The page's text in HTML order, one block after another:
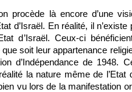
procède là encore d’une
d’Israël. En réalité, il
d’Israël. Ceux-ci
soit leur appartenance
d’Indépendance de 1948.
la nature même de l’Etat
vu lors de la manifestation